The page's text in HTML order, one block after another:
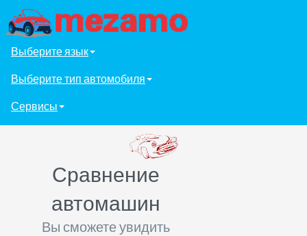
Выберите язык
Выберите тип автомобиля
Сервисы
Сравнение
автомашин
Вы сможете увидить